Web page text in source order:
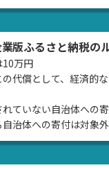
版ふるさと納税の
万円
代償として、経済的
ていない自治体への
治体への寄付は対象外